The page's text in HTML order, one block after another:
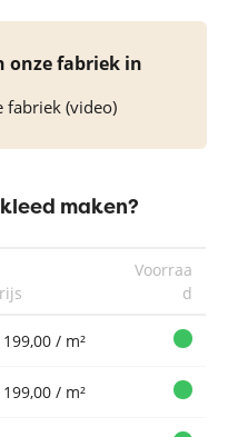
onze fabriek in
fabriek (video)
maken?
Voorraa
d
/ m²
/ m²